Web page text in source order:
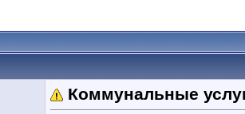
Коммунальные